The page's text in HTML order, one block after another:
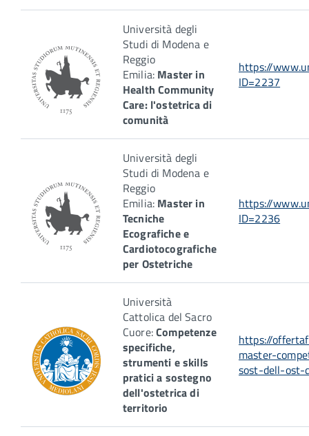
Università degli
Studi di Modena e
Reggio
Emilia: Master in
Health Community
Care: l'ostetrica di
comunità
https://
ID=2237
Università degli
Studi di Modena e
Reggio
Emilia: Master in
Tecniche
Ecografiche e
Cardiotocografiche
per Ostetriche
https://
ID=2236
Università
Cattolica del Sacro
Cuore:Competenze
specifiche,
strumenti e skills
pratici a sostegno
dell'ostetrica di
territorio
https://
master-
sost-dell-